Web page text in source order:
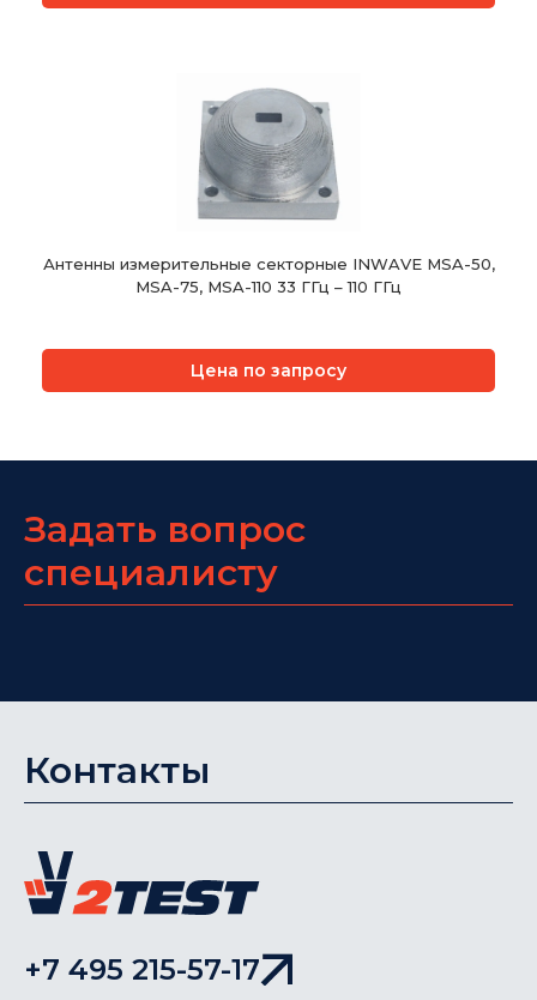
Антенны измерительные секторные INWAVE MSA-50,
MSA-75, MSA-110 33 ГГц – 110 ГГц
Цена по запросу
Задать вопрос
специалисту
Контакты
+7 495 215-57-17